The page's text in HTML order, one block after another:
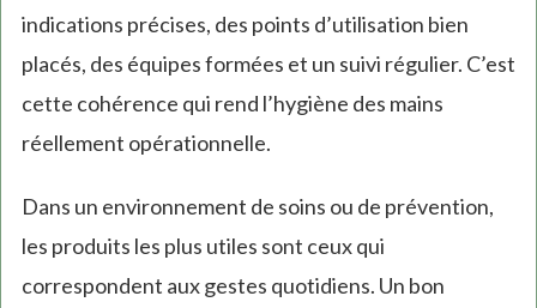
indications précises, des points d’utilisation bien
placés, des équipes formées et un suivi régulier. C’est
cette cohérence qui rend l’hygiène des mains
réellement opérationnelle.
Dans un environnement de soins ou de prévention,
les produits les plus utiles sont ceux qui
correspondent aux gestes quotidiens. Un bon